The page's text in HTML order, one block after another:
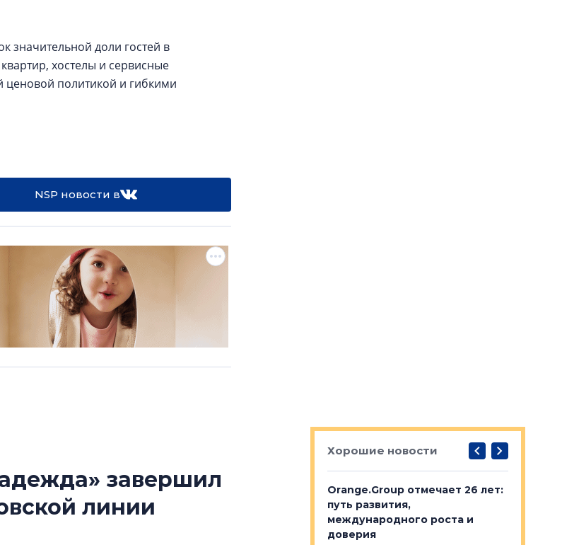
значительной доли гостей в
хостелы и сервисные
ценовой политикой и гибкими
NSP новости в
завершил
линии
Хорошие новости
В Санкт-Петербурге выбрали
лучших поющих строителей
Orange.Group отмечает 26 лет:
путь развития,
международного роста и
доверия